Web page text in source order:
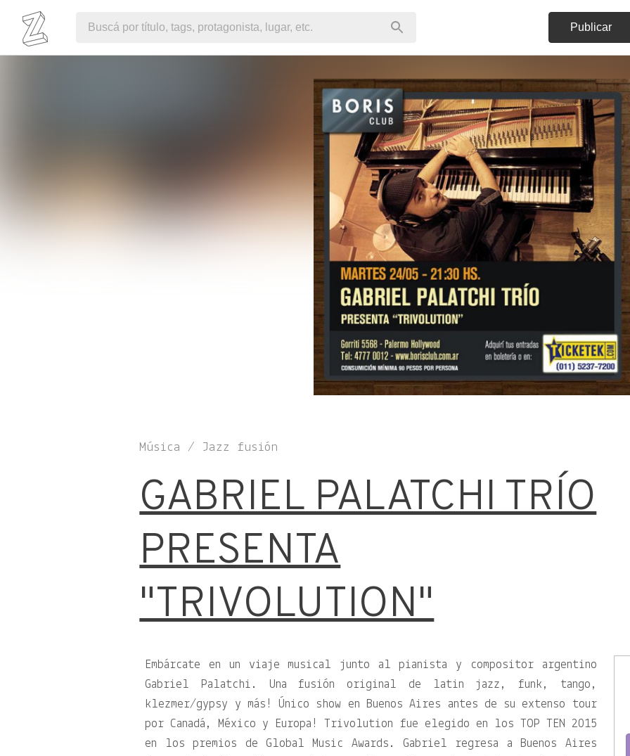
Publicar
Música / Jazz fusión
GABRIEL PALATCHI TRÍO
PRESENTA
"TRIVOLUTION"
Embárcate en un viaje musical junto al pianista y compositor argentino
Gabriel Palatchi. Una fusión original de latin jazz, funk, tango,
klezmer/gypsy y más! Único show en Buenos Aires antes de su extenso tour
por Canadá, México y Europa! Trivolution fue elegido en los TOP TEN 2015
en los premios de Global Music Awards. Gabriel regresa a Buenos Aires